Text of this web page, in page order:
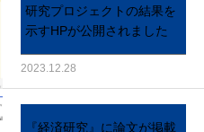
研究プロジェクトの結果を
示すHPが公開されました
2023.12.28
『経済研究』に論文が掲載